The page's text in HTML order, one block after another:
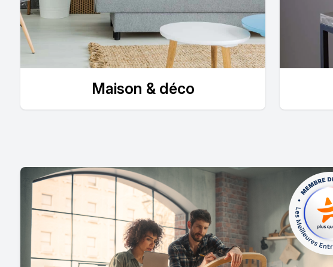
Maison & déco